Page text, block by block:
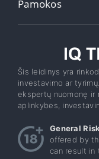
Pamokos
Šis leidinys yra
investavimo ar
ekspertų nuomonę ir
aplinkybes,
General
offered by
can result in